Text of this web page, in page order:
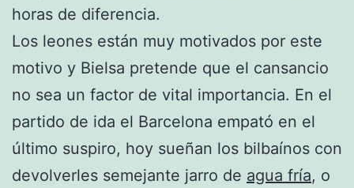
horas de diferencia.
Los leones están muy motivados por este
motivo y Bielsa pretende que el cansancio
no sea un factor de vital importancia. En el
partido de ida el Barcelona empató en el
último suspiro, hoy sueñan los bilbaínos con
devolverles semejante jarro de agua fría, o